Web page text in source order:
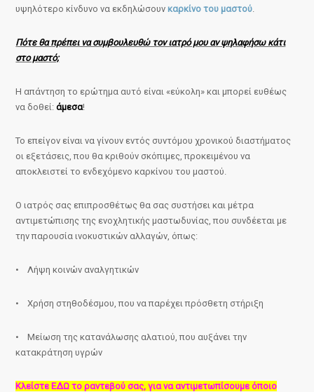
υψηλότερο κίνδυνο να εκδηλώσουνκαρκίνο του μαστού
Πότε θα πρέπει να συμβουλευθώ τον ιατρό μου αν ψηλαφήσω κάτι
στο μαστό;
Η απάντηση το ερώτημα αυτό είναι «εύκολη» και μπορεί ευθέως
να δοθεί:άμεσα!
Το επείγον είναι να γίνουν εντός συντόμου χρονικού διαστήματος
οι εξετάσεις, που θα κριθούν σκόπιμες, προκειμένου να
αποκλειστεί το ενδεχόμενο καρκίνου του μαστού.
Ο ιατρός σας επιπροσθέτως θα σας συστήσει και μέτρα
αντιμετώπισης της ενοχλητικής μαστωδυνίας, που συνδέεται με
την παρουσία ινοκυστικών αλλαγών, όπως:
• Λήψη κοινών αναλγητικών
• Χρήση στηθοδέσμου, που να παρέχει πρόσθετη στήριξη
• Μείωση της κατανάλωσης αλατιού, που αυξάνει την
κατακράτηση υγρών
Κλείστε ΕΔΩ το ραντεβού σας, για να αντιμετωπίσουμε όποιο